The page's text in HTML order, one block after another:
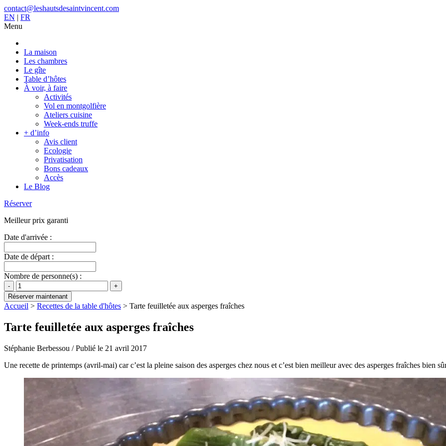
contact@leshautsdesaintvincent.com
EN | FR
Menu
La maison
Les chambres
Le gîte
Table d’hôtes
À voir, à faire
Activités
Vol en montgolfière
Ateliers cuisine
Week-ends truffe
+ d’info
Avis client
Ecologie
Privatisation
Bons cadeaux
Accès
Le Blog
Réserver
Meilleur prix garanti
Date d'arrivée :
Date de départ :
Nombre de personne(s) :
Accueil > Recettes de la table d'hôtes > Tarte feuilletée aux asperges fraîches
Tarte feuilletée aux asperges fraîches
Stéphanie Berbessou / Publié le 21 avril 2017
Une recette de printemps (avril-mai) car c’est la pleine saison des asperges chez nous et c’est bien meilleur avec des asperges fraîches bien